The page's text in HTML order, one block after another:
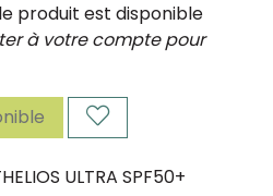
produit est disponible
à votre compte pour
ULTRA SPF50+